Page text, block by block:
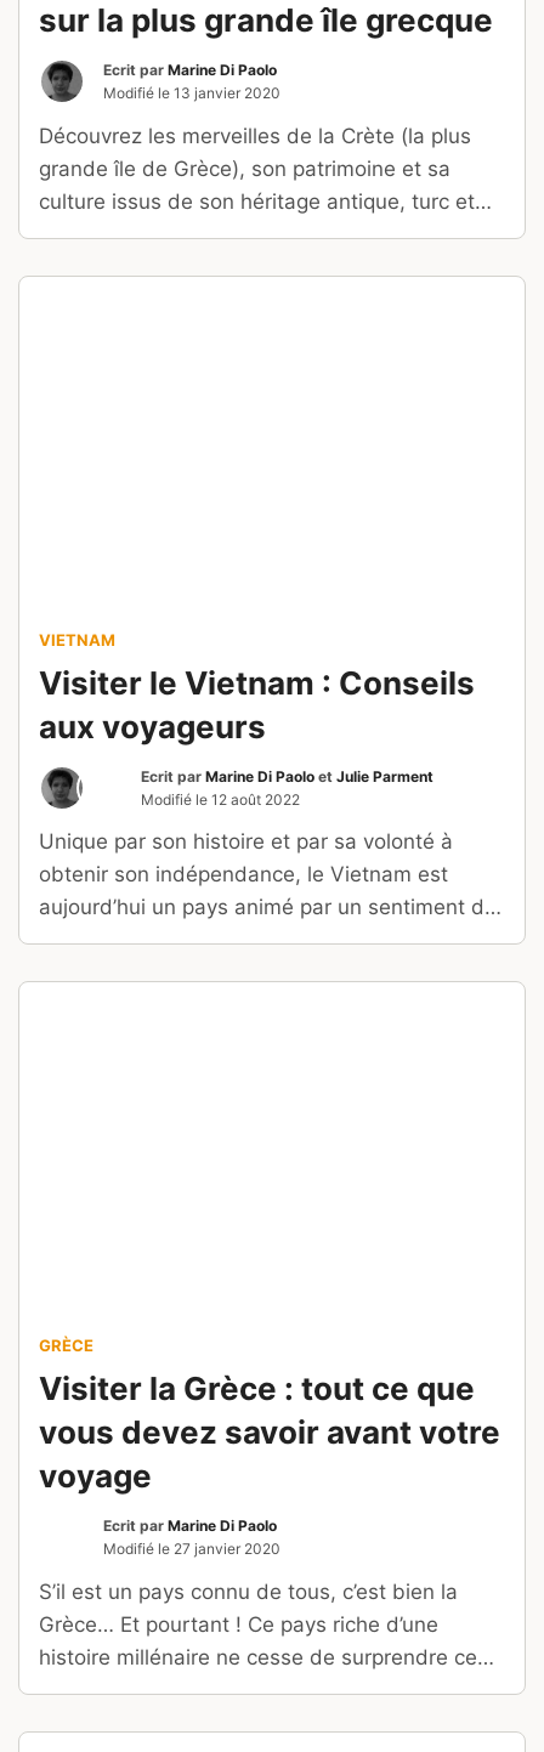
sur la plus grande île grecque
Ecrit par Marine Di Paolo
Modifié le 13 janvier 2020
Découvrez les merveilles de la Crète (la plus
grande île de Grèce), son patrimoine et sa
culture issus de son héritage antique, turc et
vénitien.
VIETNAM
Visiter le Vietnam : Conseils
aux voyageurs
Ecrit par Marine Di Paolo et Julie Parment
Modifié le 12 août 2022
Unique par son histoire et par sa volonté à
obtenir son indépendance, le Vietnam est
aujourd’hui un pays animé par un sentiment de
liberté puissant !
GRÈCE
Visiter la Grèce : tout ce que
vous devez savoir avant votre
voyage
Ecrit par Marine Di Paolo
Modifié le 27 janvier 2020
S’il est un pays connu de tous, c’est bien la
Grèce… Et pourtant ! Ce pays riche d’une
histoire millénaire ne cesse de surprendre ceux
qui le découvre le temps des vacances.